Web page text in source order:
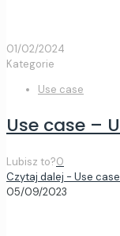
01/02/2024
Kategorie
Use case
Use case –
Lubisz to?0
Czytaj dalej - Use
05/09/2023